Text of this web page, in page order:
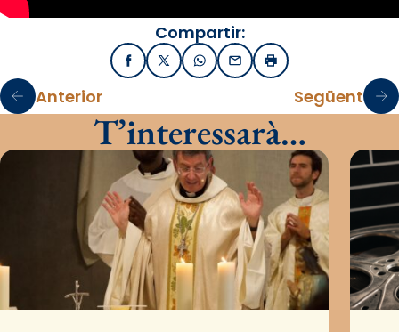
Compartir:
FacebookX / TwitterWhatsApp
EmailImprimir
Anterior Següent
T’interessarà…